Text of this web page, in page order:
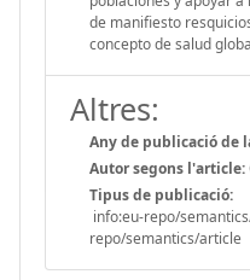
de manifiesto
concepto de salud
Altres:
Any de publicació de
Autor segons l'article:
Tipus de publicació:
info:eu-repo/
repo/semantics/article